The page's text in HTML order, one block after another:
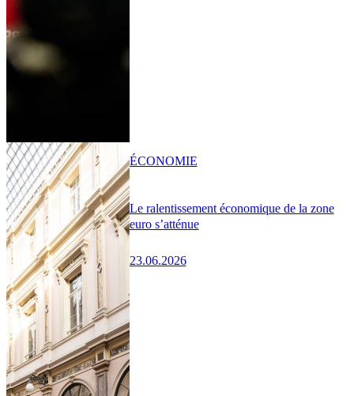
Le ralentissement économique de la zone
euro s’atténue
23.06.2026
ÉCONOMIE